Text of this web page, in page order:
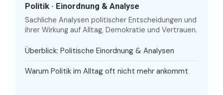
Politik · Einordnung & Analyse
Sachliche Analysen politischer Entscheidungen und
ihrer Wirkung auf Alltag, Demokratie und Vertrauen.
Überblick: Politische Einordnung & Analysen
Warum Politik im Alltag oft nicht mehr ankommt